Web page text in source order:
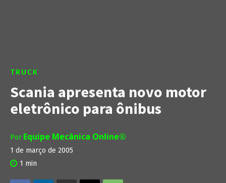
TRUCK
Scania apresenta novo motor
eletrônico para ônibus
Por Equipe Mecânica Online®
1 de março de 2005
1 min